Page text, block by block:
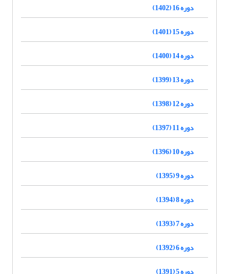
دوره 16 (1402)
دوره 15 (1401)
دوره 14 (1400)
دوره 13 (1399)
دوره 12 (1398)
دوره 11 (1397)
دوره 10 (1396)
دوره 9 (1395)
دوره 8 (1394)
دوره 7 (1393)
دوره 6 (1392)